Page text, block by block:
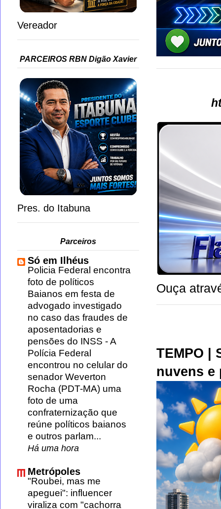
Ouça
TEMPO |
nuvens e
Vereador
PARCEIROS RBN Digão Xavier
Pres. do Itabuna
Parceiros
Só em Ilhéus
Policia Federal encontra
foto de políticos
Baianos em festa de
advogado investigado
no caso das fraudes de
aposentadorias e
pensões do INSS -A
Polícia Federal
encontrou no celular do
senador Weverton
Rocha (PDT-MA) uma
foto de uma
confraternização que
reúne políticos baianos
e outros parlam...
Há uma hora
Metrópoles
"Roubei, mas me
apeguei": influencer
viraliza com "cachorra